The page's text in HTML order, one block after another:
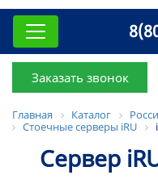
Заказать звонок
Главная Каталог
Стоечные серверы iRU
Сервер